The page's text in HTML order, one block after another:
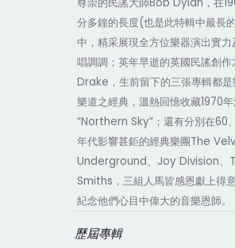
尊崇的民謠大師
，在
分多鐘的長度(也是此特輯中最長
中，精采展現全方位樂器演出實力
唱調調；英年早逝的英國民謠創作
Drake ，生前留下的三張專輯都
樂道之經典，溫熱回憶收藏1970
“Northern Sky”；還有分別在60、
年代影響甚鉅的經典樂團 The
Underground、 Joy Division、
Smiths ，三組人馬皆感恩獻上得
紀念他們心目中偉大的音樂恩師。
歷屆專輯